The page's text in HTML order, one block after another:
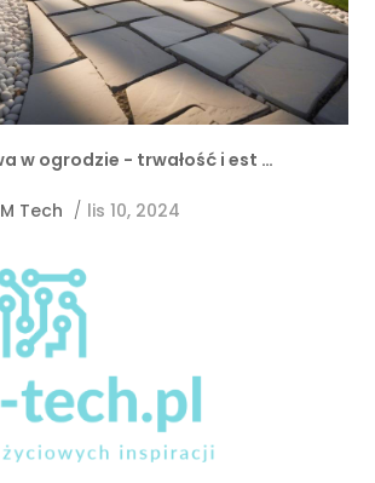
w ogrodzie - trwałość i est …
Tech / lis 10, 2024